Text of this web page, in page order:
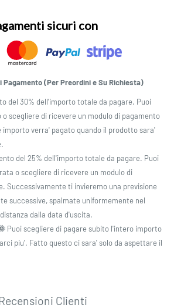
sicuri con
Pagamento (Per Preordini e Su Richiesta)
del 30% dell'importo totale da pagare. Puoi
scegliere di ricevere un modulo di pagamento
verra' pagato quando il prodotto sara'
del 25% dell'importo totale da pagare. Puoi
o scegliere di ricevere un modulo di
Successivamente ti invieremo una previsione
successive, spalmate uniformemente nel
dalla data d'uscita.
Puoi scegliere di pagare subito l'intero importo
piu'. Fatto questo ci sara' solo da aspettare il
Clienti